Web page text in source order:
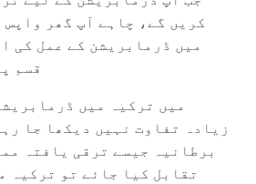
کریں گے، چاہے آپ گھر واپس
میں ڈرمابریشن کے عمل کی
قسم
زیادہ تفاوت نہیں دیکھا جا
برطانیہ جیسے ترقی یافتہ
تقابل کیا جائے تو ترکیہ